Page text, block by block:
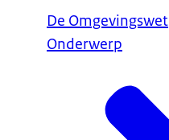
De Omgevingswet
Onderwerp